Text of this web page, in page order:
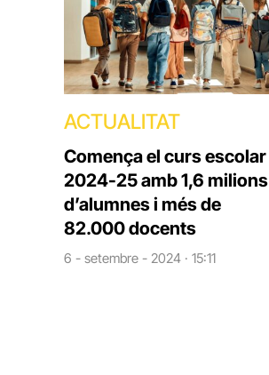
ACTUALITAT
Comença el curs escolar
2024-25 amb 1,6 milions
d’alumnes i més de
82.000 docents
6 - setembre - 2024 · 15:11